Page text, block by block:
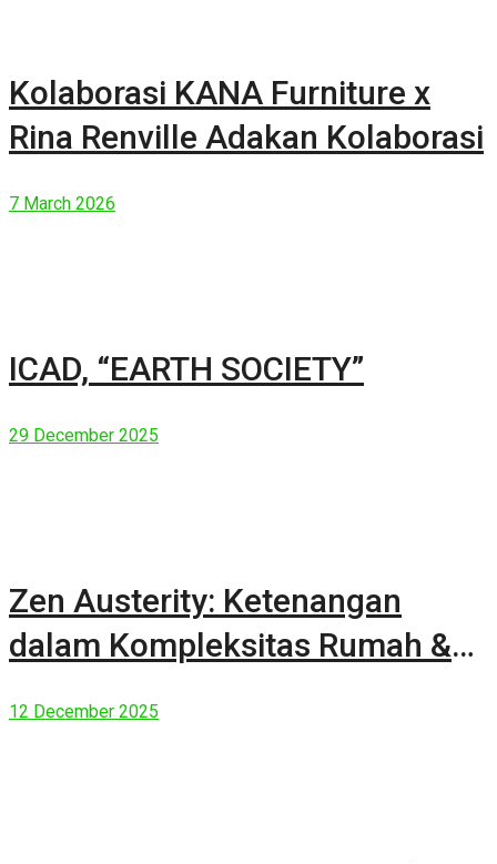
Kolaborasi KANA Furniture x
Rina Renville Adakan Kolaborasi
7 March 2026
ICAD, “EARTH SOCIETY”
29 December 2025
Zen Austerity: Ketenangan
dalam Kompleksitas Rumah &
12 December 2025